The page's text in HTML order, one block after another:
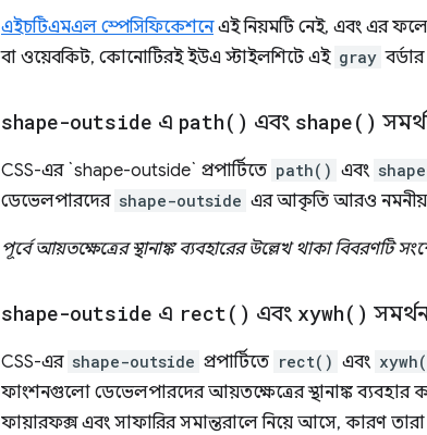
এইচটিএমএল স্পেসিফিকেশনেএই নিয়মটি নেই, এবং এর
বা ওয়েবকিট, কোনোটিরই ইউএ স্টাইলশিটে এই gray
shape-outside এ path( ) এবং shape( )
CSS-এর `shape-outside` প্রপার্টিতে path() এবং
ডেভেলপারদের shape-outside এর আকৃতি আরও
পূর্বে আয়তক্ষেত্রের স্থানাঙ্ক ব্যবহারের উল্লেখ থাকা
shape-outside এ rect( ) এবং xywh( )
CSS-এর shape-outside প্রপার্টিতে rect() এবং
ফাংশনগুলো ডেভেলপারদের আয়তক্ষেত্রের স্থানাঙ্ক ব্যবহার
ফায়ারফক্স এবং সাফারির সমান্তরালে নিয়ে আসে, কারণ